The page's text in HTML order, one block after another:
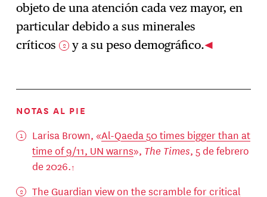
objeto de una atención cada vez mayor, en
particular debido a sus minerales
críticos 2 y a su peso demográfico.
NOTAS AL PIE
Larisa Brown, «Al-Qaeda 50 times bigger than at
time of 9/11, UN warns», The Times, 5 de febrero
de 2026.
The Guardian view on the scramble for critical